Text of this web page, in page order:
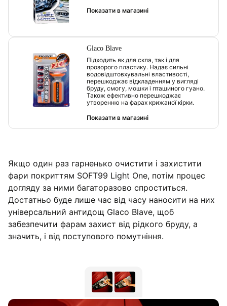
Показати в магазині
Glaco Blave
Підходить як для скла, так і для
прозорого пластику. Надає сильні
водовідштовхувальні властивості,
перешкоджає відкладенням у вигляді
бруду, смогу, мошки і пташиного гуано.
Також ефективно перешкоджає
утворенню на фарах крижаної кірки.
Показати в магазині
Якщо один раз гарненько очистити і захистити
фари покриттям SOFT99 Light One, потім процес
догляду за ними багаторазово спроститься.
Достатньо буде лише час від часу наносити на них
універсальний антидощ Glaco Blave, щоб
забезпечити фарам захист від рідкого бруду, а
значить, і від поступового помутніння.